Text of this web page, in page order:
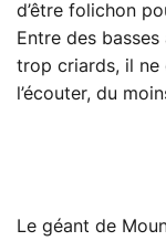
d’être folichon
Entre des
trop criards, il ne
l’écouter, du
Le géant de